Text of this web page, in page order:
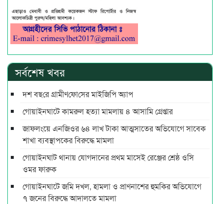
সর্বশেষ খবর
দশ বছ‌রে গ্রামীণ‌ফো‌সের মাইজিপি অ্যাপ
গোয়াইনঘাটে কামরুল হত্যা মামলায় ৪ আসামি গ্রেপ্তার
জাফলংয়ে এনজিওর ৬৪ লাখ টাকা আত্মসাতের অভিযোগে সাবেক
শাখা ব্যবস্থাপকের বিরুদ্ধে মামলা
গোয়াইনঘাট থানায় যোগদানের প্রথম মাসেই রেঞ্জের শ্রেষ্ঠ ওসি
ওমর ফারুক
গোয়াইনঘাটে জমি দখল, হামলা ও প্রাণনাশের হুমকির অভিযোগে
৭ জনের বিরুদ্ধে আদালতে মামলা